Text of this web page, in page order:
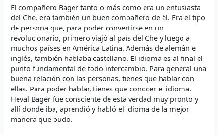
El compañero Bager tanto o más como era un entusiasta
del Che, era también un buen compañero de él. Era el tipo
de persona que, para poder convertirse en un
revolucionario, primero viajó al país del Che y luego a
muchos países en América Latina. Además de alemán e
inglés, también hablaba castellano. El idioma es al final el
punto fundamental de todo intercambio. Para general una
buena relación con las personas, tienes que hablar con
ellas. Para poder hablar, tienes que conocer el idioma.
Heval Bager fue consciente de esta verdad muy pronto y
allí donde iba, aprendió y habló el idioma de la mejor
manera que pudo.